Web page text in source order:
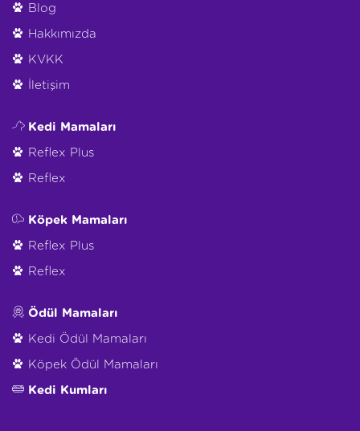
Blog
Hakkımızda
KVKK
İletişim
Kedi Mamaları
Reflex Plus
Reflex
Köpek Mamaları
Reflex Plus
Reflex
Ödül Mamaları
Kedi Ödül Mamaları
Köpek Ödül Mamaları
Kedi Kumları